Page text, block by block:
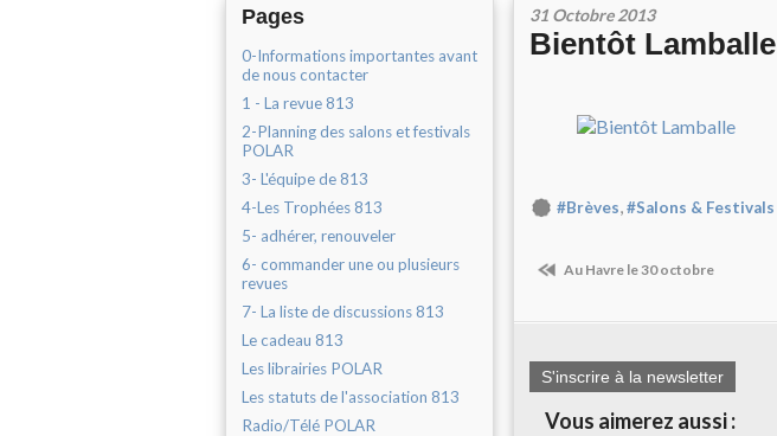
Pages
0-Informations importantes avant
de nous contacter
1 - La revue 813
2-Planning des salons et festivals
POLAR
3- L'équipe de 813
4-Les Trophées 813
5- adhérer, renouveler
6- commander une ou plusieurs
revues
7- La liste de discussions 813
Le cadeau 813
Les librairies POLAR
Les statuts de l'association 813
Radio/Télé POLAR
31 Octobre 2013
Bientôt Lamballe
#Brèves,#Salons & Festivals
Au Havre le 30 octobre
S'inscrire à la newsletter
Vous aimerez aussi :